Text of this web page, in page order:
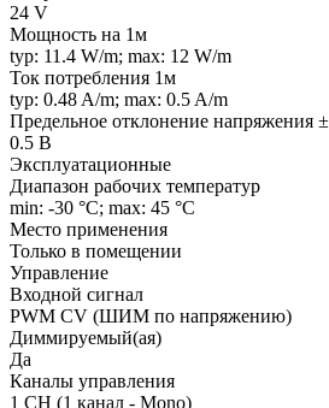
24 V
Мощность на 1м
typ: 11.4 W/m; max: 12 W/m
Ток потребления 1м
typ: 0.48 A/m; max: 0.5 A/m
Предельное отклонение напряжения ±
0.5 В
Эксплуатационные
Диапазон рабочих температур
min: -30 °C; max: 45 °C
Место применения
Только в помещении
Управление
Входной сигнал
PWM СV (ШИМ по напряжению)
Диммируемый(ая)
Да
Каналы управления
1 CH (1 канал - Mono)